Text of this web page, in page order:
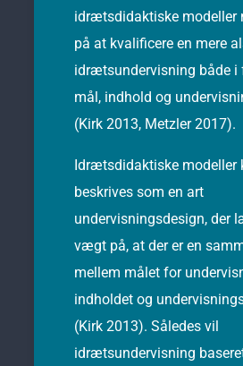
idrætsdidaktiske modeller
på at kvalificere en mere
idrætsundervisning både i
mål, indhold og
(Kirk 2013, Metzler 2017).
Idrætsdidaktiske modeller
beskrives som en art
undervisningsdesign, der
vægt på, at der er en
mellem målet for
indholdet og
(Kirk 2013). Således vil
idrætsundervisning